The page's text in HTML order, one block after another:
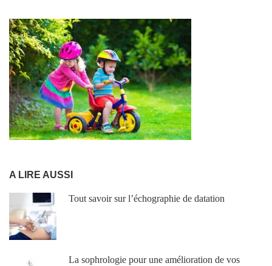
RUBRIQUES
A LIRE AUSSI
Tout savoir sur l’échographie de datation
La sophrologie pour une amélioration de vos